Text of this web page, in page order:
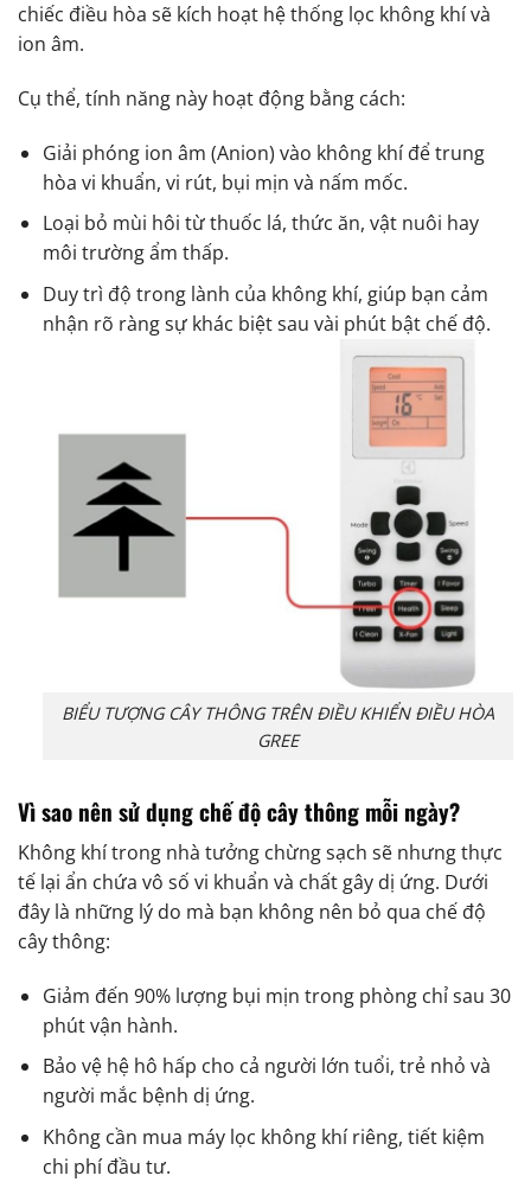
chiếc điều hòa sẽ kích hoạt hệ thống lọc không khí và
ion âm.
Cụ thể, tính năng này hoạt động bằng cách:
Giải phóng ion âm (Anion) vào không khí để trung
hòa vi khuẩn, vi rút, bụi mịn và nấm mốc.
Loại bỏ mùi hôi từ thuốc lá, thức ăn, vật nuôi hay
môi trường ẩm thấp.
Duy trì độ trong lành của không khí, giúp bạn cảm
nhận rõ ràng sự khác biệt sau vài phút bật chế độ.
BIỂU TƯỢNG CÂY THÔNG TRÊN ĐIỀU KHIỂN ĐIỀU HÒA
GREE
Vì sao nên sử dụng chế độ cây thông mỗi ngày?
Không khí trong nhà tưởng chừng sạch sẽ nhưng thực
tế lại ẩn chứa vô số vi khuẩn và chất gây dị ứng. Dưới
đây là những lý do mà bạn không nên bỏ qua chế độ
cây thông:
Giảm đến 90% lượng bụi mịn trong phòng chỉ sau 30
phút vận hành.
Bảo vệ hệ hô hấp cho cả người lớn tuổi, trẻ nhỏ và
người mắc bệnh dị ứng.
Không cần mua máy lọc không khí riêng, tiết kiệm
chi phí đầu tư.